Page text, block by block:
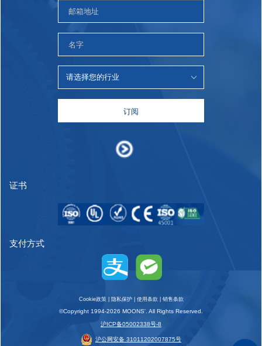
订阅
证书
支付方式
Cookie政策| 隐私保护| 使用条款| 销售条款
©Copyright 1994-2026 MOONS'. All Rights Reserved.
沪ICP备05002338号-8
沪公网安备 31011202007875号